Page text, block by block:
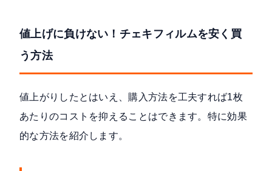
値上げに負けない！チェキフィルムを安く買
う方法
値上がりしたとはいえ、購入方法を工夫すれば1枚
あたりのコストを抑えることはできます。特に効果
的な方法を紹介します。